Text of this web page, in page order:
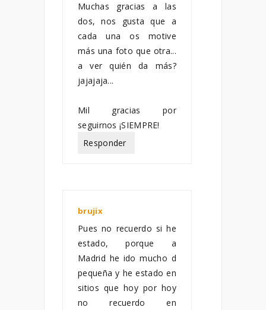
Muchas gracias a las
dos, nos gusta que a
cada una os motive
más una foto que otra...
a ver quién da más?
jajajaja...
Mil gracias por
seguirnos ¡SIEMPRE!
Responder
brujix
Pues no recuerdo si he
estado, porque a
Madrid he ido mucho d
pequeña y he estado en
sitios que hoy por hoy
no recuerdo en